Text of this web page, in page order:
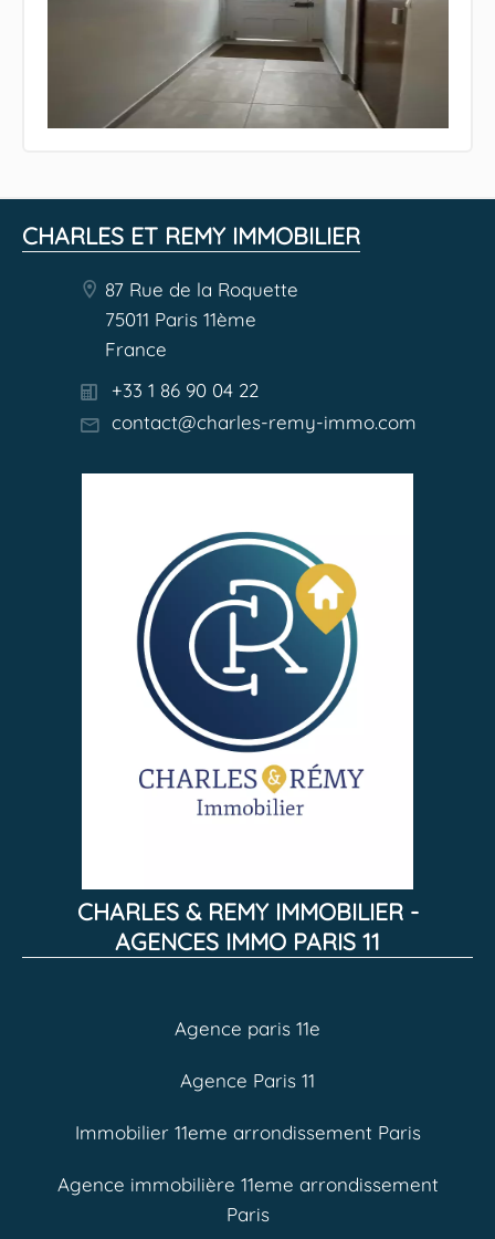
CHARLES ET REMY IMMOBILIER
87 Rue de la Roquette
75011 Paris 11ème
France
+33 1 86 90 04 22
contact@charles-remy-immo.com
CHARLES & REMY IMMOBILIER -
AGENCES IMMO PARIS 11
Agence paris 11e
Agence Paris 11
Immobilier 11eme arrondissement Paris
Agence immobilière 11eme arrondissement
Paris